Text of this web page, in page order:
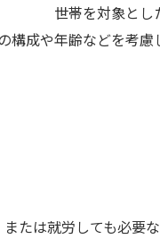
世帯を対象とし
構成や年齢などを考慮
たは就労しても必